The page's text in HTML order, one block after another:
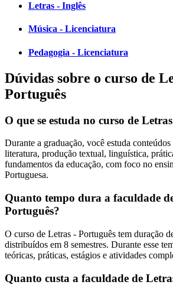
Letras - Inglês
Música - Licenciatura
Pedagogia - Licenciatura
Dúvidas sobre o curso de
Português
O que se estuda no curso de
Durante a graduação, você estuda
literatura, produção textual, linguística,
fundamentos da educação, com foco no
Portuguesa.
Quanto tempo dura a faculdade
Português?
O curso de Letras - Português tem duração
distribuídos em 8 semestres. Durante esse
teóricas, práticas, estágios e atividades
Quanto custa a faculdade de